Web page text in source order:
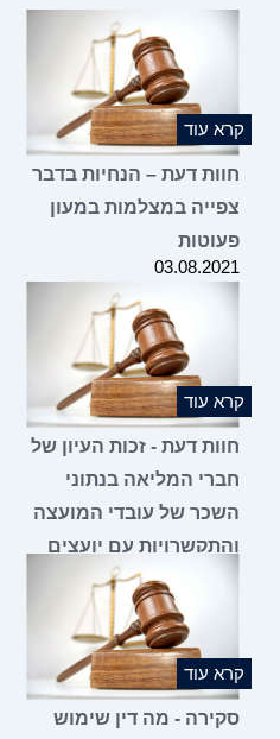
קרא עוד
חוות דעת – הנחיות בדבר
צפייה במצלמות במעון
פעוטות
03.08.2021
קרא עוד
חוות דעת - זכות העיון של
חברי המליאה בנתוני
השכר של עובדי המועצה
והתקשרויות עם יועצים
קרא עוד
סקירה - מה דין שימוש